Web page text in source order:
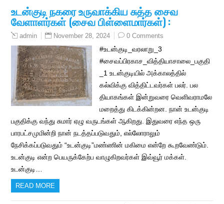
உடன்குடி நகரை உருவாக்கிய சுத்த சைவ
வேளாளர்கள் (சைவ பிள்ளைமார்கள்) :
admin November 28, 2024 0 Comments
#உடன்குடி_வரலாறு_3
#சைவப்பிரகாச_வித்தியாசாலை_பகுதி
_1 உடன்குடியில் அக்காலத்தில்
கல்விக்கு வித்திட்டவர்கள் பலர். பல
தியாகங்கள் இன்றுவரை வெளிவராமலே
மறைத்து கிடக்கின்றன. நான் உடன்குடி
பகுதிக்கு வந்து சுமார் ஏழு வருடங்கள் ஆகிறது. இதுவரை எந்த ஒரு
பாரபட்சமுமின்றி நான் நடத்தப்படுவதும், எல்லோராலும்
நேசிக்கப்படுவதும் “உடன்குடி”மண்ணின் மகிமை என்றே கூறவேண்டும்.
உடன்குடி என்ற பெயருக்கேற்ப வாழுகிறவர்கள் இவ்வூர் மக்கள்.
உடன்குடி…
READ MORE